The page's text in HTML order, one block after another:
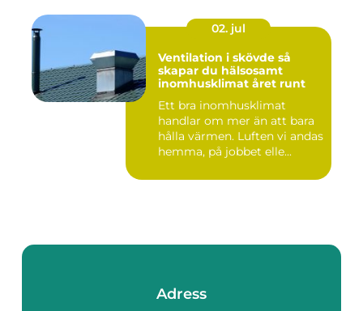
02. jul
Ventilation i skövde så
skapar du hälsosamt
inomhusklimat året runt
Ett bra inomhusklimat
handlar om mer än att bara
hålla värmen. Luften vi andas
hemma, på jobbet elle...
Adress